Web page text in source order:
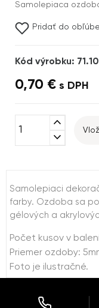
Samolepiaca
Pridať do
Kód výrobku:
0,70 € s DPH
expand_less
expand_more
Samolepiaci
farby. Ozdoba sa
gélových a
Počet kusov v
Priemer ozdoby:
Foto je ilustračné.